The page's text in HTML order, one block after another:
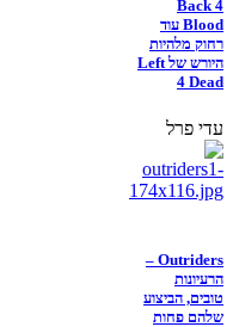
Back 4
Blood עוד
רחוק מלהיות
היורש של Left
4 Dead
עדי פרל
Outriders –
הרעיונות
טובים, הביצוע
שלהם פחות